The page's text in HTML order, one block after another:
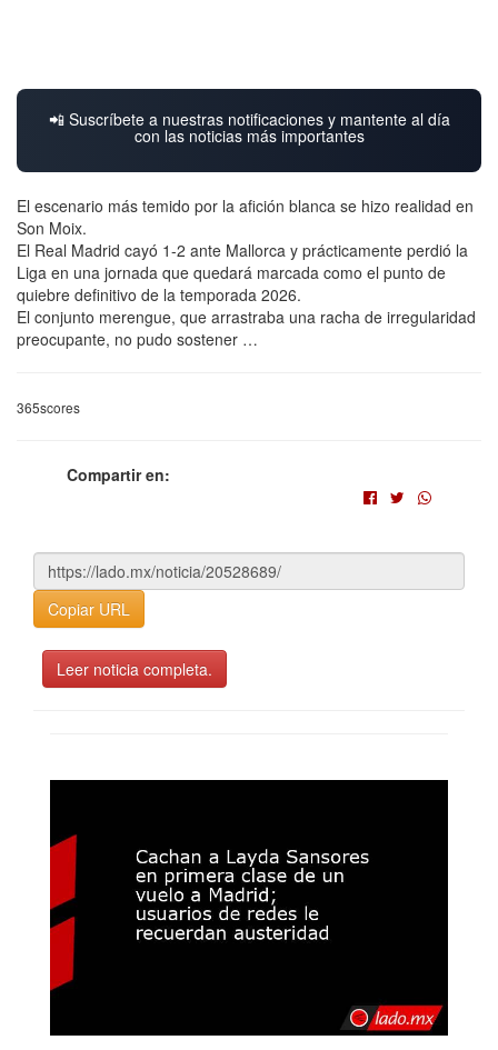
📲 Suscríbete a nuestras notificaciones y mantente al día
con las noticias más importantes
El escenario más temido por la afición blanca se hizo realidad en
Son Moix.
El Real Madrid cayó 1-2 ante Mallorca y prácticamente perdió la
Liga en una jornada que quedará marcada como el punto de
quiebre definitivo de la temporada 2026.
El conjunto merengue, que arrastraba una racha de irregularidad
preocupante, no pudo sostener …
365scores
Compartir en:
Copiar URL
Leer noticia completa.